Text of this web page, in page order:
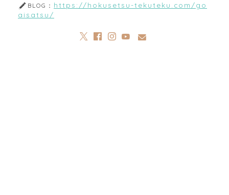
BLOG： https://hokusetsu-tekuteku.com/go
aisatsu/